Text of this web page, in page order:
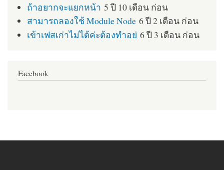
ถ้าอยากจะแยกหน้า 5 ปี 10 เดือน ก่อน
สามารถลองใช้ Module Node 6 ปี 2 เดือน ก่อน
เข้าเฟสเก่าไม่ได้ค่ะต้องทำอย่ 6 ปี 3 เดือน ก่อน
Facebook